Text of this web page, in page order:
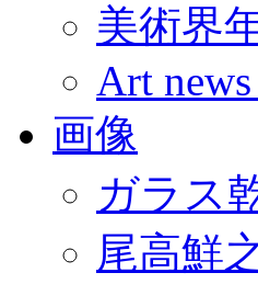
美術界
Art
画像
ガラス
尾高鮮